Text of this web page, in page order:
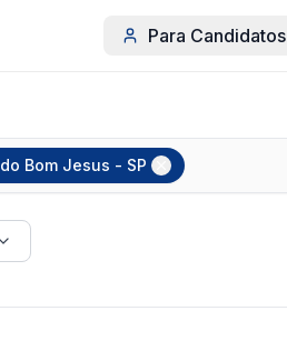
Para Candidatos
Bom Jesus - SP